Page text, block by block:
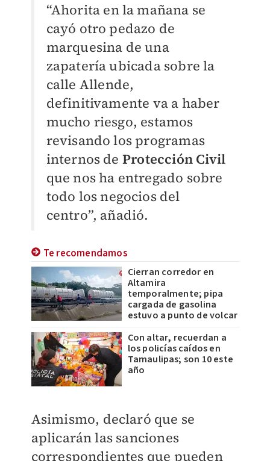
“Ahorita en la mañana se
cayó otro pedazo de
marquesina de una
zapatería ubicada sobre la
calle Allende,
definitivamente va a haber
mucho riesgo, estamos
revisando los programas
internos de Protección Civil
que nos ha entregado sobre
todo los negocios del
centro”, añadió.
Te recomendamos
Cierran corredor en
Altamira
temporalmente; pipa
cargada de gasolina
estuvo a punto de volcar
Con altar, recuerdan a
los policías caídos en
Tamaulipas; son 10 este
año
Asimismo, declaró que se
aplicarán las sanciones
correspondientes que pueden